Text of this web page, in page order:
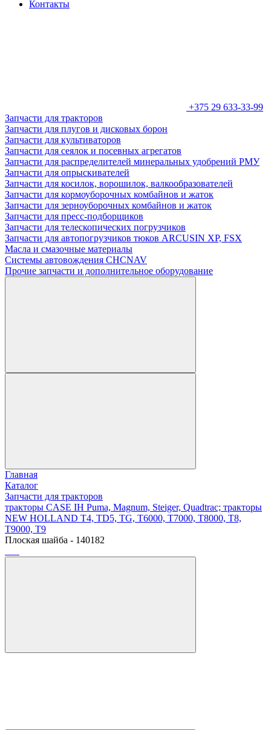
Контакты
+375 29 633-33-99
Запчасти для тракторов
Запчасти для плугов и дисковых борон
Запчасти для культиваторов
Запчасти для сеялок и посевных агрегатов
Запчасти для распределителей минеральных удобрений РМУ
Запчасти для опрыскивателей
Запчасти для косилок, ворошилок, валкообразователей
Запчасти для кормоуборочных комбайнов и жаток
Запчасти для зерноуборочных комбайнов и жаток
Запчасти для пресс-подборщиков
Запчасти для телескопических погрузчиков
Запчасти для автопогрузчиков тюков ARCUSIN XP, FSX
Масла и смазочные материалы
Системы автовождения CHCNAV
Прочие запчасти и дополнительное оборудование
Главная
Каталог
Запчасти для тракторов
тракторы CASE IH Puma, Magnum, Steiger, Quadtrac; тракторы
NEW HOLLAND T4, TD5, TG, T6000, T7000, T8000, T8,
T9000, T9
Плоская шайба - 140182